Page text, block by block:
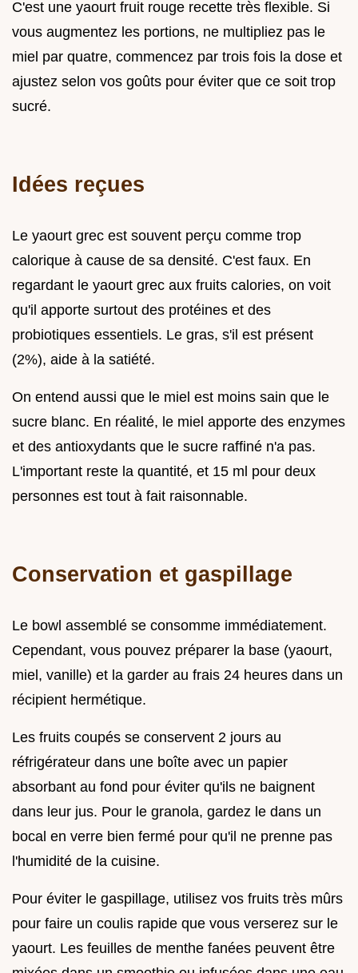
C'est une yaourt fruit rouge recette très flexible. Si
vous augmentez les portions, ne multipliez pas le
miel par quatre, commencez par trois fois la dose et
ajustez selon vos goûts pour éviter que ce soit trop
sucré.
Idées reçues
Le yaourt grec est souvent perçu comme trop
calorique à cause de sa densité. C'est faux. En
regardant le yaourt grec aux fruits calories, on voit
qu'il apporte surtout des protéines et des
probiotiques essentiels. Le gras, s'il est présent
(2%), aide à la satiété.
On entend aussi que le miel est moins sain que le
sucre blanc. En réalité, le miel apporte des enzymes
et des antioxydants que le sucre raffiné n'a pas.
L'important reste la quantité, et 15 ml pour deux
personnes est tout à fait raisonnable.
Conservation et gaspillage
Le bowl assemblé se consomme immédiatement.
Cependant, vous pouvez préparer la base (yaourt,
miel, vanille) et la garder au frais 24 heures dans un
récipient hermétique.
Les fruits coupés se conservent 2 jours au
réfrigérateur dans une boîte avec un papier
absorbant au fond pour éviter qu'ils ne baignent
dans leur jus. Pour le granola, gardez le dans un
bocal en verre bien fermé pour qu'il ne prenne pas
l'humidité de la cuisine.
Pour éviter le gaspillage, utilisez vos fruits très mûrs
pour faire un coulis rapide que vous verserez sur le
yaourt. Les feuilles de menthe fanées peuvent être